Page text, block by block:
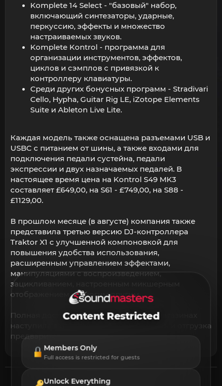
Komplete 14 Select - "базовый" набор,
включающий синтезаторы, ударные,
перкуссию, эффекты и множество
настраиваемых звуков.
Komplete Kontrol - программа для
организации инструментов, эффектов,
циклов и сэмплов с привязкой к
контроллеру клавиатуры.
Среди других бонусных программ - Stradivari
Cello, Hypha, Guitar Rig LE, iZotope Elements
Suite и Ableton Live Lite.
Каждая модель также оснащена разъемами USB и
USBC с питанием от шины, а также входами для
подключения педали сустейна, педали
экспрессии и двух назначаемых педалей. В
настоящее время цена на Kontrol S49 MK3
составляет £649,00, на S61 - £749,00, на S88 -
£1129,00.
В прошлом месяце (в августе) компания также
представила третью версию DJ-контроллера
Traktor X1 с улучшенной компоновкой для
повышения удобства использования,
расширенным управлением эффектами,
манипуляциями с воспроизведением,
зацикливанием, настроенным микшерным
отображением и многим другим.
Полная доступность в Интернете и в магазинах
наступила в октябре (тогда же началась и отгрузка
предварительных заказов).
Content Restricted
Members Only
Full access is restricted for guests
Unlock Everything